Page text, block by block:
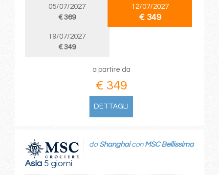
05/07/2027
€ 369
12/07/2027
€ 349
19/07/2027
€ 349
a partire da
€ 349
DETTAGLI
Asia5 giorni
da Shanghaicon MSC Bellissima